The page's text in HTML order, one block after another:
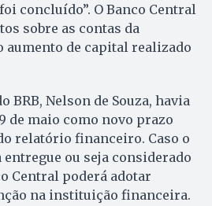
concluído”. O Banco Central
sobre as contas da
aumento de capital realizado
BRB, Nelson de Souza, havia
de maio como novo prazo
relatório financeiro. Caso o
entregue ou seja considerado
Central poderá adotar
na instituição financeira.